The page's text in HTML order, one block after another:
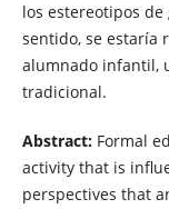
los estereotipos
sentido, se estaría
alumnado infantil,
tradicional.
Abstract: Formal
activity that is
perspectives that